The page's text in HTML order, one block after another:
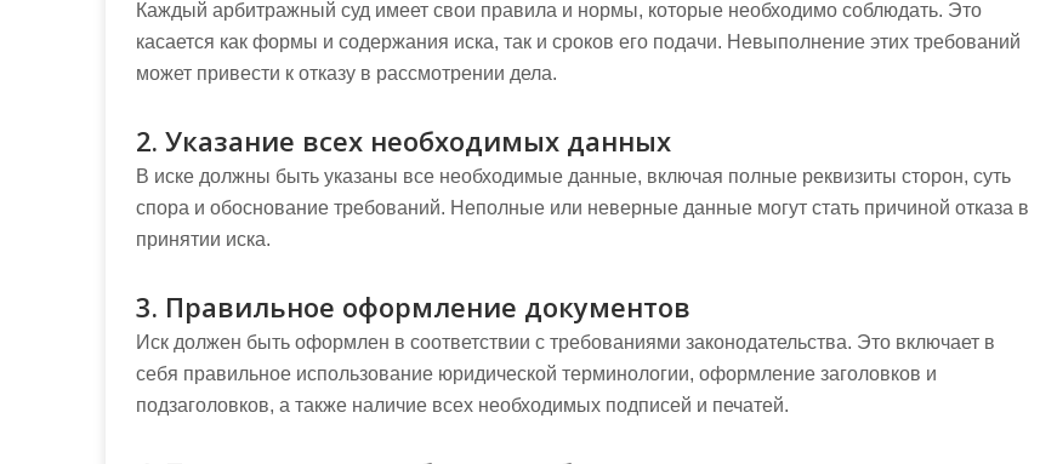
Каждый арбитражный суд имеет свои правила и нормы, которые необходимо соблюдать. Это
касается как формы и содержания иска, так и сроков его подачи. Невыполнение этих требований
может привести к отказу в рассмотрении дела.
2. Указание всех необходимых данных
В иске должны быть указаны все необходимые данные, включая полные реквизиты сторон, суть
спора и обоснование требований. Неполные или неверные данные могут стать причиной отказа в
принятии иска.
3. Правильное оформление документов
Иск должен быть оформлен в соответствии с требованиями законодательства. Это включает в
себя правильное использование юридической терминологии, оформление заголовков и
подзаголовков, а также наличие всех необходимых подписей и печатей.